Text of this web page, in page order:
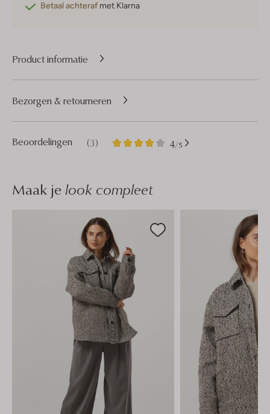
Betaal achteraf met Klarna
Product informatie
Beoordelingen (3) 4/5
3
4
Bezorgen & retourneren
Maak je look compleet